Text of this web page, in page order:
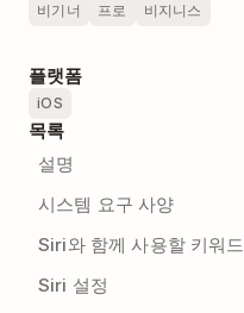
비기너 프로 비지니스
플랫폼
iOS
목록
설명
시스템 요구 사양
Siri와 함께 사용할 키워드
Siri 설정